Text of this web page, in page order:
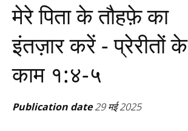
मेरे पिता के तौहफ़े का
इंतज़ार करें - प्रेरीतों के
काम १:४-५
Publication date29 मई 2025